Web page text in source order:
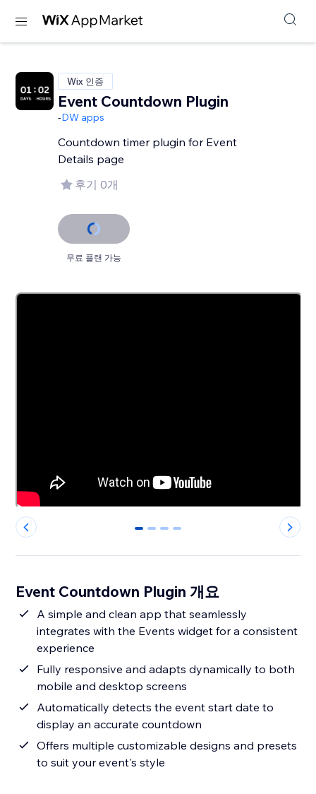
Wix 인증
Event Countdown Plugin
-DW apps
Countdown timer plugin for Event
Details page
후기 0개
무료 플랜 가능
0 1 2 3
Event Countdown Plugin 개요
A simple and clean app that seamlessly
integrates with the Events widget for a consistent
experience
Fully responsive and adapts dynamically to both
mobile and desktop screens
Automatically detects the event start date to
display an accurate countdown
Offers multiple customizable designs and presets
to suit your event's style